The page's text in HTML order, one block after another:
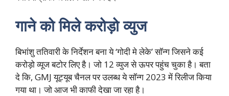
गाने को मिले करोड़ो व्युज
बिभांशु ततिवारी के निर्देशन बना ये ‘गोदी मे लेके’ सॉन्ग जिसने कई
करोड़ो व्यूज बटोर लिए है। जो 12 व्युज से ऊपर पहुंच चुका है। बता
दे कि, GMJ यूट्यूब चैनल पर उलब्ध ये सॉन्ग 2023 में रिलीज किया
गया था। जो आज भी काफी देखा जा रहा है।